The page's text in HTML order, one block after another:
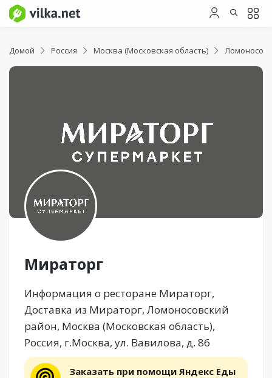
Домой Россия Москва (Московская область)
Мираторг
Информация о ресторане Мираторг,
Доставка из Мираторг, Ломоносовский
район, Москва (Московская область),
Россия, г.Москва, ул. Вавилова, д. 86
Заказать при помощи Яндекс Еды